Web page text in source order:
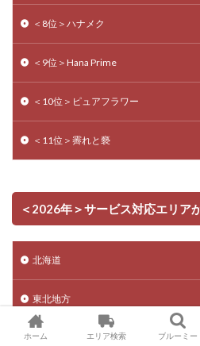
＜8位＞ハナメク
＜9位＞Hana Prime
＜10位＞ピュアフラワー
＜11位＞霽れと褻
＜2026年＞サービス対応エリア
北海道
東北地方
関東地方
ホーム エリア検索 ブルーミー